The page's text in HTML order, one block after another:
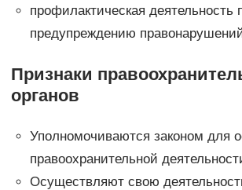
профилактическая деятельность
предупреждению
Признаки
органов
Уполномочиваются законом для
правоохранительной
Осуществляют свою